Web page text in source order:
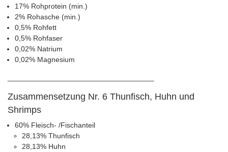
17% Rohprotein (min.)
2% Rohasche (min.)
0,5% Rohfett
0,5% Rohfaser
0,02% Natrium
0,02% Magnesium
Zusammensetzung Nr. 6 Thunfisch, Huhn und
Shrimps
60% Fleisch- /Fischanteil
28,13% Thunfisch
28,13% Huhn